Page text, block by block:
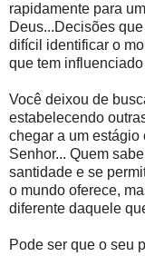
rapidamente para
Deus...Decisões
difícil identificar o
que tem
Você deixou de
estabelecendo
chegar a um estágio
Senhor... Quem
santidade e se
o mundo oferece,
diferente daquele
Pode ser que o seu